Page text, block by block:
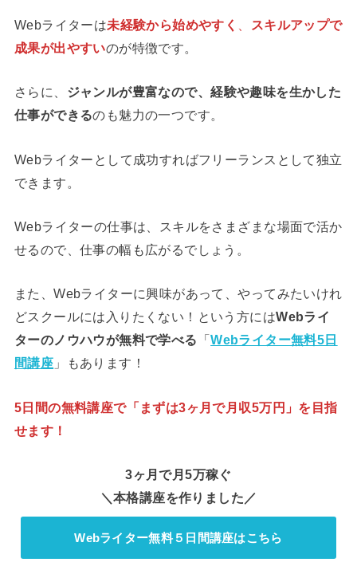
Webライターは未経験から始めやすく
スキルアップで
成果が出やすいのが特徴です。
さらに、 ジャンルが豊富なので、経験や趣味を生かした
仕事ができるのも魅力の一つです。
Webライターとして成功すればフリーランスとして独立
できます。
Webライターの仕事は、スキルをさまざまな場面で活か
せるので、仕事の幅も広がるでしょう。
また、Webライターに興味があって、やってみたいけれ
どスクールには入りたくない！という方にはWebライ
ターのノウハウが無料で学べる 「Webライター無料5日
間講座 」もあります！
5日間の無料講座で「まずは3ヶ月で月収5万円」を目指
せます！
3ヶ月で月5万稼ぐ
＼本格講座を作りました／
Webライター無料５日間講座はこちら